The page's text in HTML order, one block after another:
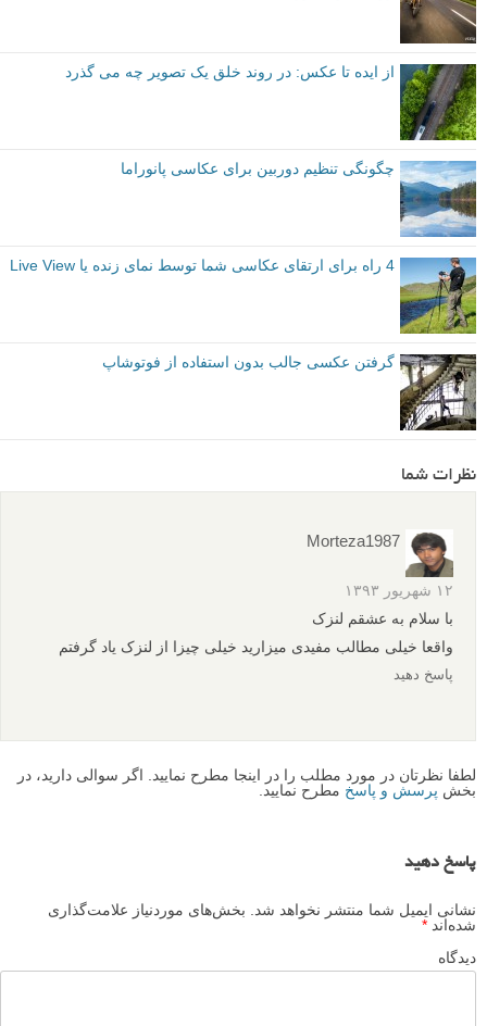
از ایده تا عکس: در روند خلق یک تصویر چه می گذرد
چگونگی تنظیم دوربین برای عکاسی پانوراما
4 راه برای ارتقای عکاسی شما توسط نمای زنده یا Live View
گرفتن عکسی جالب بدون استفاده از فوتوشاپ
نظرات شما
Morteza1987
۱۲ شهریور ۱۳۹۳
با سلام به عشقم لنزک
واقعا خیلی مطالب مفیدی میزارید خیلی چیزا از لنزک یاد گرفتم
پاسخ دهید
لطفا نظرتان در مورد مطلب را در اینجا مطرح نمایید. اگر سوالی دارید، در
بخش پرسش و پاسخ مطرح نمایید.
پاسخ دهید
نشانی ایمیل شما منتشر نخواهد شد.
بخش‌های موردنیاز علامت‌گذاری
شده‌اند *
دیدگاه